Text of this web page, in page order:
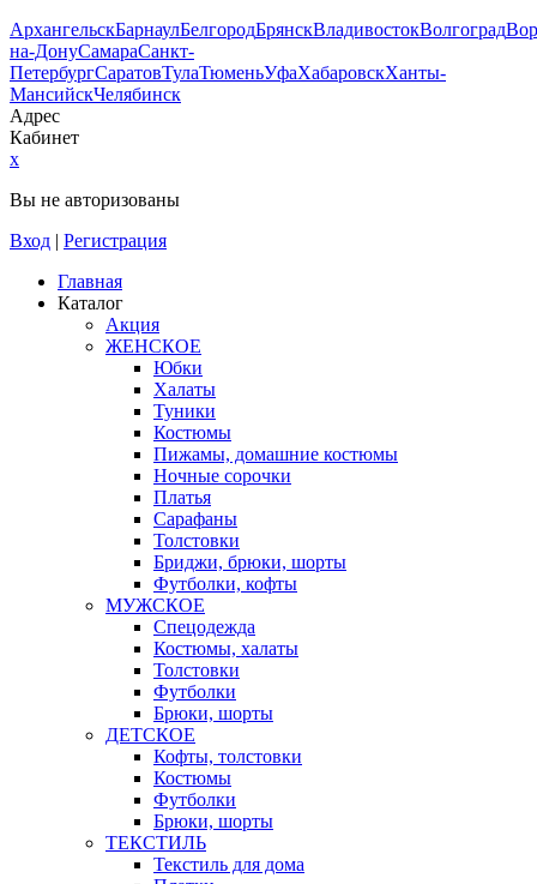
АрхангельскБарнаулБелгородБрянскВладивостокВолгоград
на-ДонуСамараСанкт-
ПетербургСаратовТулаТюменьУфаХабаровскХанты-
МансийскЧелябинск
Адрес
Кабинет
x
Вы не авторизованы
Вход | Регистрация
Главная
Каталог
Акция
ЖЕНСКОЕ
Юбки
Халаты
Туники
Костюмы
Пижамы, домашние костюмы
Ночные сорочки
Платья
Сарафаны
Толстовки
Бриджи, брюки, шорты
Футболки, кофты
МУЖСКОЕ
Спецодежда
Костюмы, халаты
Толстовки
Футболки
Брюки, шорты
ДЕТСКОЕ
Кофты, толстовки
Костюмы
Футболки
Брюки, шорты
ТЕКСТИЛЬ
Текстиль для дома